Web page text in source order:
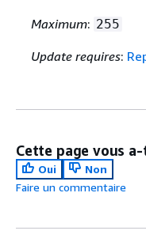
Maximum: 255
Update requires:
Cette page vous
Oui
Non
Faire un commentaire